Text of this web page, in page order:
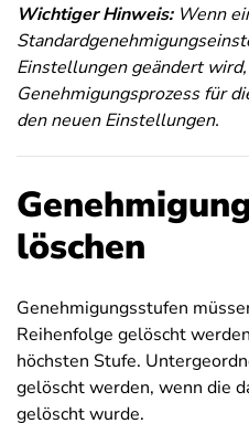
Wichtiger Hinweis: Wenn
Einstellungen geändert
Genehmigungsprozess für
den neuen Einstellungen.
löschen
Genehmigungsstufen
Reihenfolge gelöscht
höchsten Stufe.
gelöscht werden, wenn die
gelöscht wurde.